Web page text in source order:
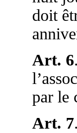
doit
Art. 6
par le
Art. 7